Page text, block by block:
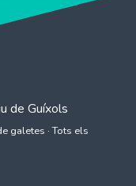
de Guíxols
galetes · Tots els